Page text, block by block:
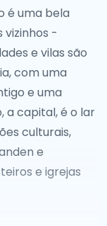
é uma bela
vizinhos -
e vilas são
com uma
e uma
a capital, é o lar
culturais,
e
e igrejas